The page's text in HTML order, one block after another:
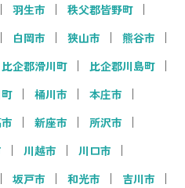
羽生市
秩父郡皆野町
白岡市 狭山市
熊谷市
比企郡滑川町
比企郡川島町
桶川市
本庄市
新座市
所沢市
川越市
川口市
坂戸市 和光市
吉川市